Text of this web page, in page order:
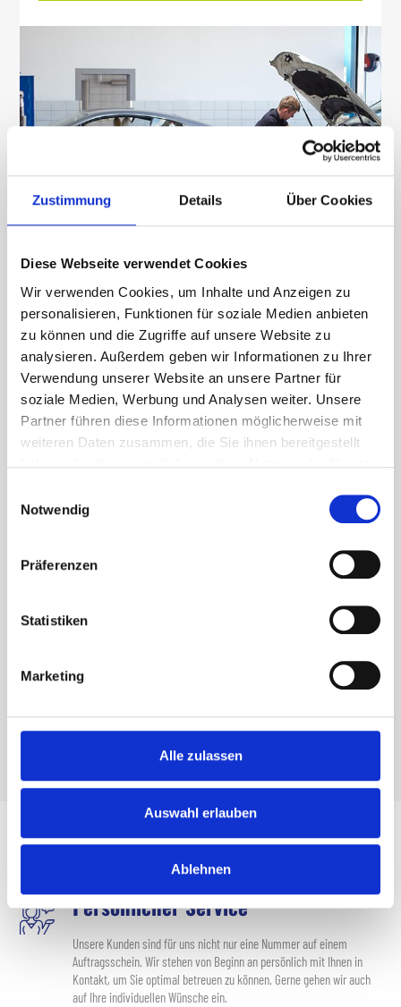
Zustimmung Details Über Cookies
Diese Webseite verwendet Cookies
Wir verwenden Cookies, um Inhalte und Anzeigen zu
personalisieren, Funktionen für soziale Medien anbieten
zu können und die Zugriffe auf unsere Website zu
analysieren. Außerdem geben wir Informationen zu Ihrer
Verwendung unserer Website an unsere Partner für
soziale Medien, Werbung und Analysen weiter. Unsere
Partner führen diese Informationen möglicherweise mit
weiteren Daten zusammen, die Sie ihnen bereitgestellt
Notwendig
Präferenzen
Statistiken
Marketing
Alle zulassen
Auswahl erlauben
Ablehnen
Jetzt Termin vereinbaren!
Auto Dorner Soundcheck
Wir sind Ihr perfekter Partner für ...
Persönlicher Service
Unsere Kunden sind für uns nicht nur eine Nummer auf einem
Auftragsschein. Wir stehen von Beginn an persönlich mit Ihnen in
Kontakt, um Sie optimal betreuen zu können. Gerne gehen wir auch
auf Ihre individuellen Wünsche ein.